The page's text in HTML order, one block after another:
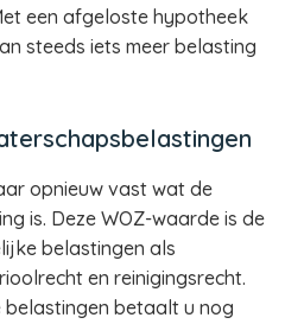
een afgeloste hypotheek
steeds iets meer belasting
opnieuw vast wat de
is. Deze WOZ-waarde is de
belastingen als
en reinigingsrecht.
betaalt u nog